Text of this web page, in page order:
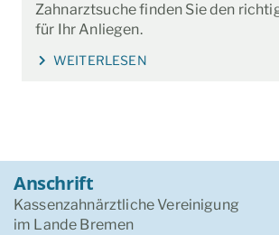
Zahnarztsuche finden Sie den
für Ihr Anliegen.
WEITERLESEN
Anschrift
Kassenzahnärztliche Vereinigung
im Lande Bremen